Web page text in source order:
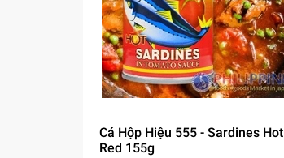
Cá Hộp Hiệu 555 - Sardines Hot
Red 155g